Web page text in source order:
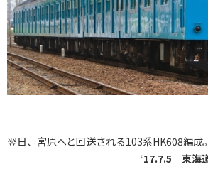
翌日、宮原へと回送される103系HK608編成。
‘17.7.5 東海